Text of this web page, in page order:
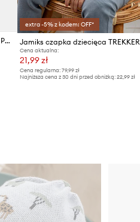
Jamiks czapka z wełną dziecięca PAGASO II
extra -5% z kodem: OFF*
Jamiks czapka dziecięca TREKKER
Cena aktualna:
21,99 zł
Cena regularna:79,99 zł
Najniższa cena z 30 dni przed obniżką:22,99 zł